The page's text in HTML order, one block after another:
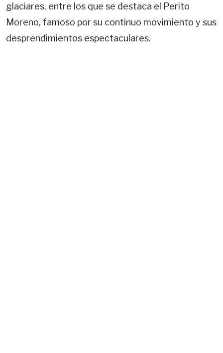
glaciares, entre los que se destaca el Perito
Moreno, famoso por su continuo movimiento y sus
desprendimientos espectaculares.